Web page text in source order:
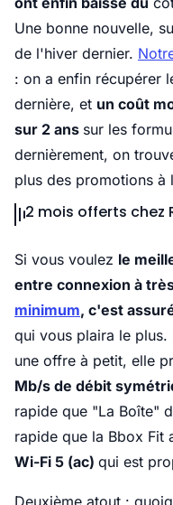
Une bonne nouvelle,
de l'hiver dernier.
: on a enfin récupérer
dernière, et un coût
sur 2 ans sur les
dernièrement, on
plus des promotions à
2 mois offerts chez
Si vous voulez le
entre connexion à
minimum, c'est
qui vous plaira le
une offre à petit, elle
Mb/s de débit
rapide que "La Boîte"
rapide que la Bbox Fit
Wi-Fi 5 (ac) qui est